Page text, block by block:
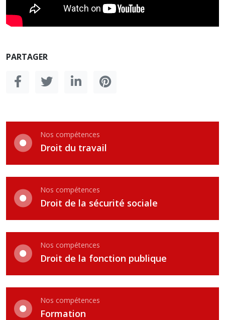
PARTAGER
Nos compétences
Droit du travail
Nos compétences
Droit de la sécurité sociale
Nos compétences
Droit de la fonction publique
Nos compétences
Formation